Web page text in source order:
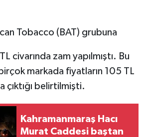
Tobacco (BAT) grubuna
civarında zam yapılmıştı. Bu
markada fiyatların 105 TL
çıktığı belirtilmişti.
Kahramanmaraş Hacı
Murat Caddesi baştan